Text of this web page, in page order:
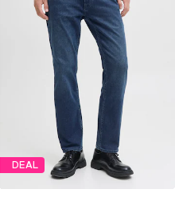
DEAL